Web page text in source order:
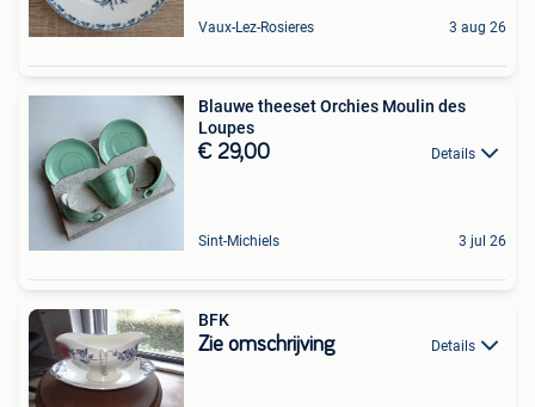
Vaux-Lez-Rosieres 3 aug 26
Blauwe theeset Orchies Moulin des
Loupes
€ 29,00 Details
Sint-Michiels 3 jul 26
BFK
Zie omschrijving Details